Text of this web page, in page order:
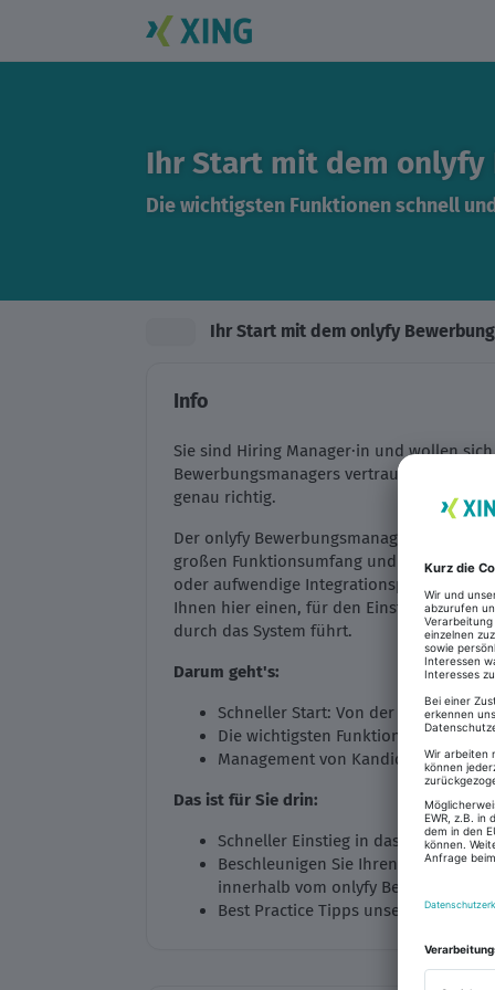
Ihr Start mit dem onlyfy
Die wichtigsten Funktionen schnell
Schließen Ihr Start mit
Ihr Start mit dem onlyfy
Info
Sie sind Hiring Manager·in und wollen
Bewerbungsmanagers vertraut machen?
genau richtig.
Der onlyfy Bewerbungsmanager ist eine
großen Funktionsumfang und eine
oder aufwendige Integrationsphasen sind
Ihnen hier einen, für den Einstieg
durch das System führt.
Darum geht's:
Schneller Start: Von der
Die wichtigsten Funktionen kurz und
Management von Kandidat·innen-
Das ist für Sie drin:
Schneller Einstieg in das
Beschleunigen Sie Ihren
innerhalb vom onlyfy
Best Practice Tipps unserer